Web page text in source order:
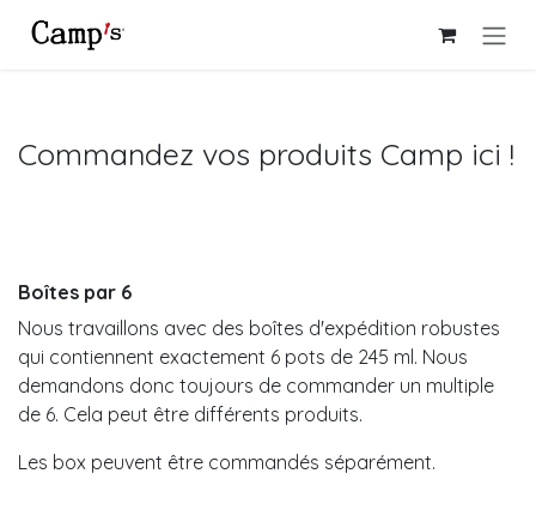
Commandez vos produits Camp ici !
Boîtes par 6
Nous travaillons avec des boîtes d'expédition robustes
qui contiennent exactement 6 pots de 245 ml. Nous
demandons donc toujours de commander un multiple
de 6. Cela peut être différents produits.
Les box peuvent être commandés séparément.